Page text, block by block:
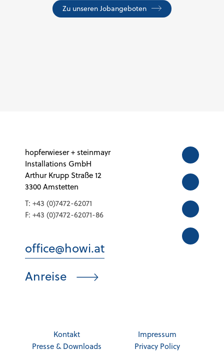
Zu unseren Jobangeboten
hopferwieser + steinmayr
Installations GmbH
Arthur Krupp Straße 12
3300 Amstetten
T: +43 (0)7472-62071
F: +43 (0)7472-62071-86
office@howi.at
Anreise
Kontakt
Presse & Downloads
Impressum
Privacy Policy